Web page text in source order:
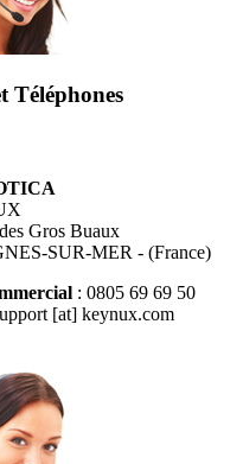
Téléphones
Gros Buaux
SUR-MER - (France)
: 0805 69 69 50
[at] keynux.com